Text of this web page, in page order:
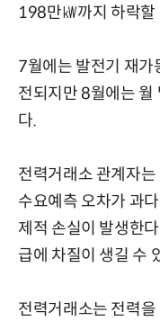
198만㎾까지 하락할
7월에는 발전기 재가
전되지만 8월에는 월
다.
전력거래소 관계자는
수요예측 오차가 과
제적 손실이 발생한
급에 차질이 생길 수
전력거래소는 전력